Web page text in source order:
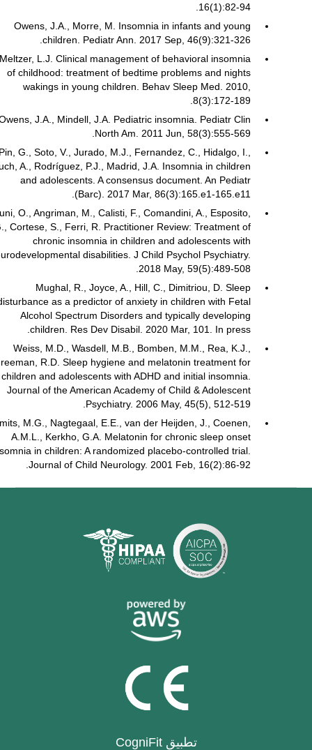
16(1):82-94.
Owens, J.A., Morre, M. Insomnia in infants and young
children. Pediatr Ann. 2017 Sep, 46(9):321-326.
Meltzer, L.J. Clinical management of behavioral insomnia
of childhood: treatment of bedtime problems and nights
wakings in young children. Behav Sleep Med. 2010,
8(3):172-189.
J.A., Mindell, J.A. Pediatric insomnia. Pediatr Clin
North Am. 2011 Jun, 58(3):555-569.
G., Soto, V., Jurado, M.J., Fernandez, C., Hidalgo, I.,
A., Rodríguez, P.J., Madrid, J.A. Insomnia in children
and adolescents. A consensus document. An Pediatr
(Barc). 2017 Mar, 86(3):165.e1-165.e11.
O., Angriman, M., Calisti, F., Comandini, A., Esposito,
Cortese, S., Ferri, R. Practitioner Review: Treatment of
chronic insomnia in children and adolescents with
disabilities. J Child Psychol Psychiatry.
2018 May, 59(5):489-508.
Mughal, R., Joyce, A., Hill, C., Dimitriou, D. Sleep
as a predictor of anxiety in children with Fetal
Alcohol Spectrum Disorders and typically developing
children. Res Dev Disabil. 2020 Mar, 101. In press.
Weiss, M.D., Wasdell, M.B., Bomben, M.M., Rea, K.J.,
R.D. Sleep hygiene and melatonin treatment for
children and adolescents with ADHD and initial insomnia.
Journal of the American Academy of Child & Adolescent
Psychiatry. 2006 May, 45(5), 512-519.
M.G., Nagtegaal, E.E., van der Heijden, J., Coenen,
A.M.L., Kerkho, G.A. Melatonin for chronic sleep onset
in children: A randomized placebo-controlled trial.
Journal of Child Neurology. 2001 Feb, 16(2):86-92.
تطبيق CogniFit